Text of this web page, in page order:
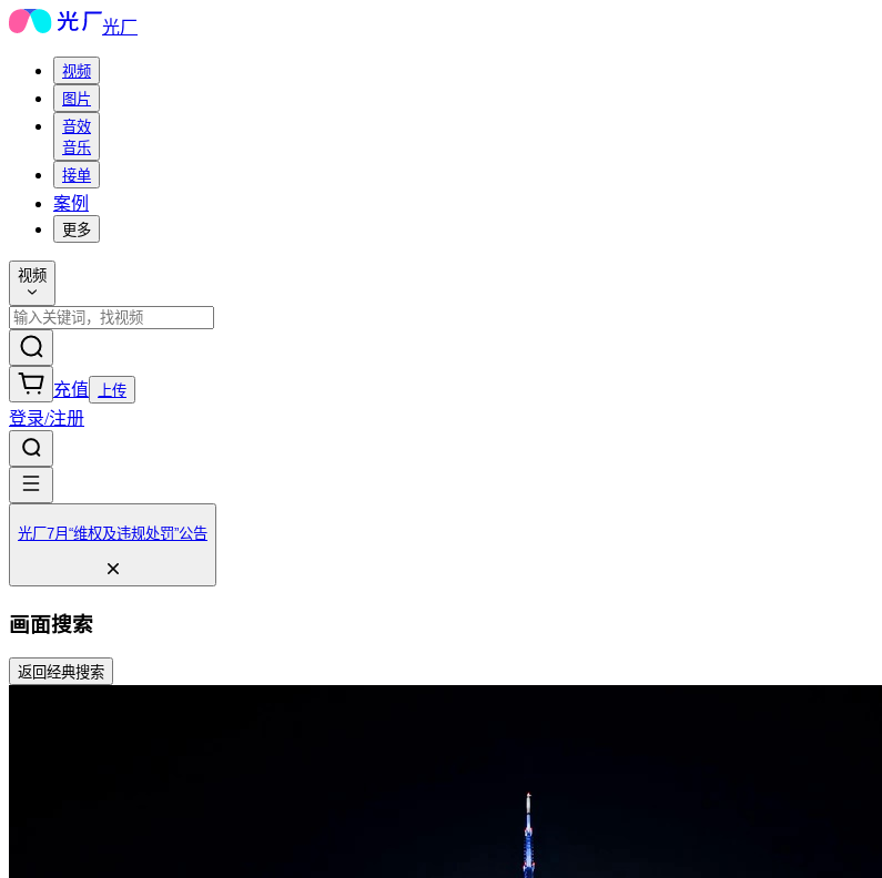
光厂
视频
图片
音效
音乐
接单
案例
更多
视频
充值 上传
登录/注册
光厂7月“维权及违规处罚”公告
画面搜索
返回经典搜索